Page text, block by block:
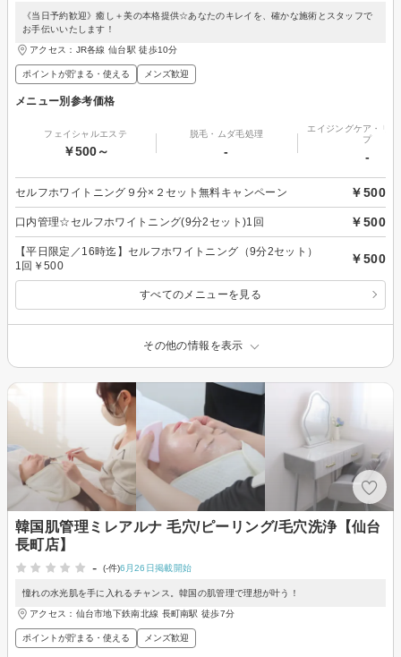
《当日予約歓迎》癒し＋美の本格提供☆あなたのキレイを、確かな施術とスタッフで
お手伝いいたします！
アクセス：JR各線 仙台駅 徒歩10分
ポイントが貯まる・使える メンズ歓迎
メニュー別参考価格
フェイシャルエステ
￥500～
脱毛・ムダ毛処理
-
エイジングケア・リ
プ
-
セルフホワイトニング９分×２セット無料キャンペーン ￥500
口内管理☆セルフホワイトニング(9分2セット)1回 ￥500
【平日限定／16時迄】セルフホワイトニング（9分2セット）
1回￥500
￥500
すべてのメニューを見る
その他の情報を表示
韓国肌管理ミレアルナ 毛穴/ピーリング/毛穴洗浄【仙台
長町店】
-
(-件)6月26日掲載開始
憧れの水光肌を手に入れるチャンス。韓国の肌管理で理想が叶う！
アクセス：仙台市地下鉄南北線 長町南駅 徒歩7分
ポイントが貯まる・使える メンズ歓迎